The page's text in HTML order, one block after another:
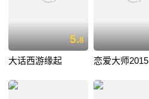
5.8
大话西游缘起 恋爱大师2015